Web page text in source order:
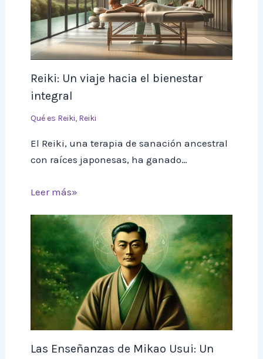
Reiki: Un viaje hacia el bienestar
integral
Qué es Reiki, Reiki
El Reiki, una terapia de sanación ancestral
con raíces japonesas, ha ganado…
Leer más»
Las Enseñanzas de Mikao Usui: Un